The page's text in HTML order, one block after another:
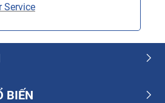
Service
BIẾN